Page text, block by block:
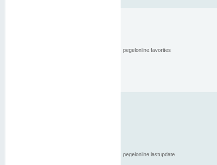
pegelonline.favorites
pegelonline.lastupdate